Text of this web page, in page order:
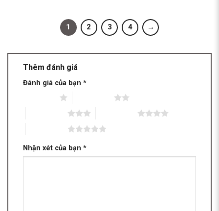
1 2 3 4 →
Thêm đánh giá
Đánh giá của bạn *
Nhận xét của bạn *